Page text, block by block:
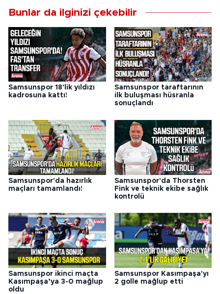
Bunlar da ilginizi çekebilir
Samsunspor 18'lik yıldızı
kadrosuna kattı!
Samsunspor taraftarının
ilk buluşması hüsranla
sonuçlandı
Samsunspor'da hazırlık
maçları tamamlandı!
Samsunspor'da Thorsten
Fink ve teknik ekibe sağlık
kontrolü
Samsunspor ikinci maçta
Kasımpaşa’ya 3-0 mağlup
oldu
Samsunspor Kasımpaşa'yı
2 golle mağlup etti